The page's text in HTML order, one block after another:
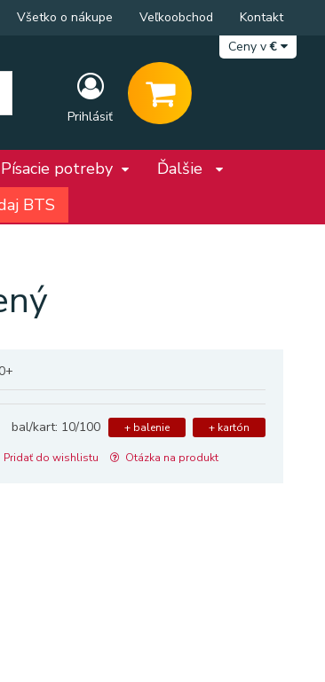
Prihlásiť
Všetko o nákupe Veľkoobchod
Kontakt
Ceny v€
Písacie potreby
Ďalšie
BTS
bal/kart: 10/100 + balenie + kartón
Pridať do wishlistu Otázka na produkt